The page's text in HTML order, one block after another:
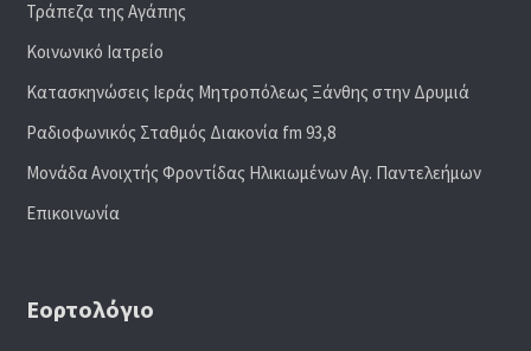
Τράπεζα της Αγάπης
Κοινωνικό Ιατρείο
Κατασκηνώσεις Ιεράς Μητροπόλεως Ξάνθης στην Δρυμιά
Ραδιoφωνικός Σταθμός Διακονία fm 93,8
Μονάδα Ανοιχτής Φροντίδας Ηλικιωμένων Αγ. Παντελεήμων
Επικοινωνία
Εορτολόγιο